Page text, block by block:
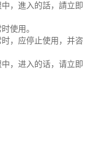
，進入的話，請立即
使用。
，应停止使用，并咨
，进入的话，请立即